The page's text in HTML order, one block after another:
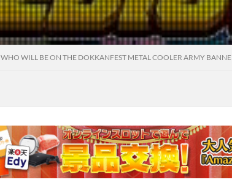
WHO WILL BE ON THE DOKKANFEST METAL COOLER ARMY